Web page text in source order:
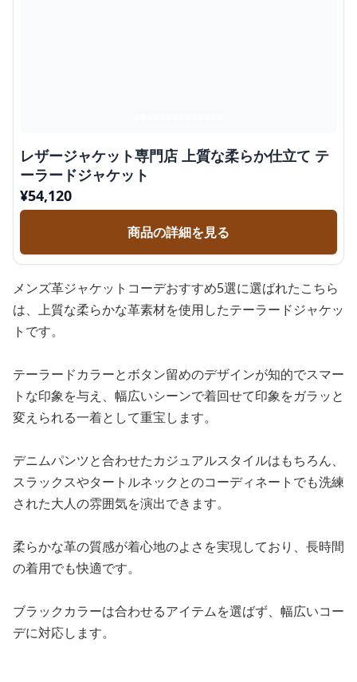
レザージャケット専門店 上質な柔らか仕立て テ
ーラードジャケット
¥54,120
商品の詳細を見る
メンズ革ジャケットコーデおすすめ5選に選ばれたこちら
は、上質な柔らかな革素材を使用したテーラードジャケッ
トです。
テーラードカラーとボタン留めのデザインが知的でスマー
トな印象を与え、幅広いシーンで着回せて印象をガラッと
変えられる一着として重宝します。
デニムパンツと合わせたカジュアルスタイルはもちろん、
スラックスやタートルネックとのコーディネートでも洗練
された大人の雰囲気を演出できます。
柔らかな革の質感が着心地のよさを実現しており、長時間
の着用でも快適です。
ブラックカラーは合わせるアイテムを選ばず、幅広いコー
デに対応します。